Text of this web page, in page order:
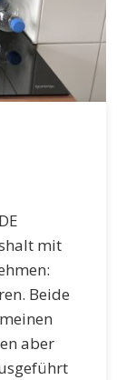
mit
Beide
aber